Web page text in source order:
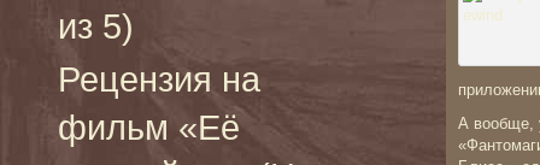
из 5)
Рецензия на
фильм «Её
А вообще,